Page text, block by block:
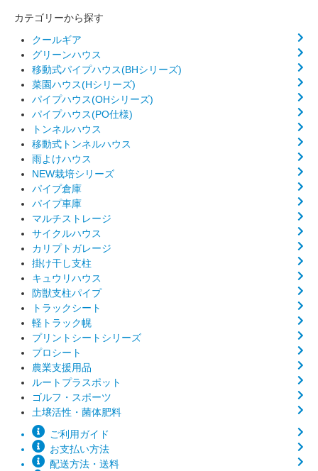
カテゴリーから探す
クールギア
グリーンハウス
移動式パイプハウス(BHシリーズ)
菜園ハウス(Hシリーズ)
パイプハウス(OHシリーズ)
パイプハウス(PO仕様)
トンネルハウス
移動式トンネルハウス
雨よけハウス
NEW栽培シリーズ
パイプ倉庫
パイプ車庫
マルチストレージ
サイクルハウス
カリプトガレージ
掛け干し支柱
キュウリハウス
防獣支柱パイプ
トラックシート
軽トラック幌
プリントシートシリーズ
プロシート
農業支援用品
ルートプラスポット
ゴルフ・スポーツ
土壌活性・菌体肥料
ご利用ガイド
お支払い方法
配送方法・送料